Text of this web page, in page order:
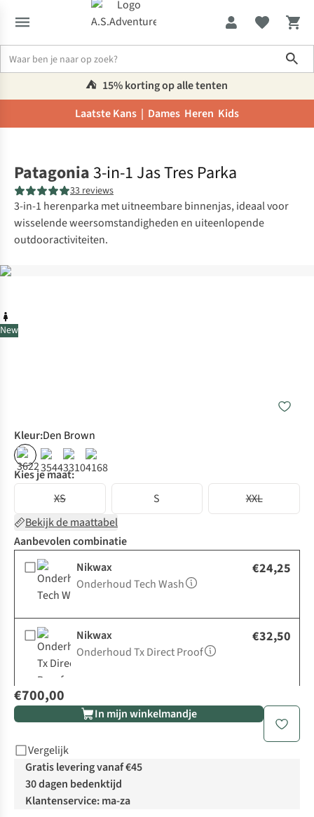
⛺️ 15% korting op alle tenten
Laatste Kans | Dames Heren Kids
New
Patagonia3-in-1 Jas Tres Parka
33 reviews
3-in-1 herenparka met uitneembare binnenjas, ideaal voor
wisselende weersomstandigheden en uiteenlopende
outdooractiviteiten.
Kleur:Den Brown
Kies je maat:
XS
S
XXL
Bekijk de maattabel
Aanbevolen combinatie
Nikwax
Onderhoud Tech Wash
€24,25
Nikwax
Onderhoud Tx Direct Proof
€32,50
€700,00
In mijn winkelmandje
Vergelijk
Gratis levering vanaf €45
30 dagen bedenktijd
Klantenservice: ma-za